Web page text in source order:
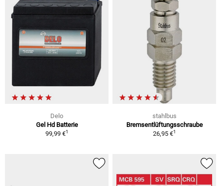
Delo
Gel Hd Batterie
99,99 €1
stahlbus
Bremsentlüftungsschraube
26,95 €1